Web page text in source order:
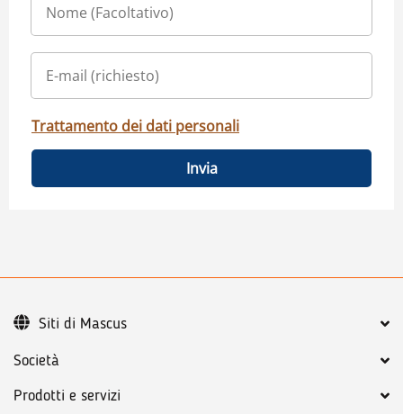
Trattamento dei dati personali
Invia
Società
Prodotti e servizi
Siti di Mascus